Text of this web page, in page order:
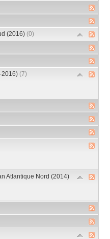
(2016) (0)
2016) (7)
Atlantique Nord (2014)